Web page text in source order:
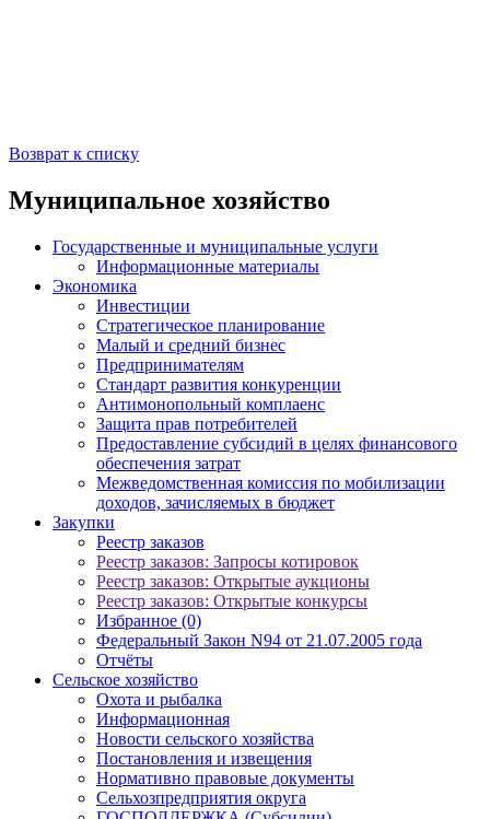
Возврат к списку
Муниципальное хозяйство
Государственные и муниципальные услуги
Информационные материалы
Экономика
Инвестиции
Стратегическое планирование
Малый и средний бизнес
Предпринимателям
Стандарт развития конкуренции
Антимонопольный комплаенс
Защита прав потребителей
Предоставление субсидий в целях финансового
обеспечения затрат
Межведомственная комиссия по мобилизации
доходов, зачисляемых в бюджет
Закупки
Реестр заказов
Реестр заказов: Запросы котировок
Реестр заказов: Открытые аукционы
Реестр заказов: Открытые конкурсы
Избранное (0)
Федеральный Закон N94 от 21.07.2005 года
Отчёты
Сельское хозяйство
Охота и рыбалка
Информационная
Новости сельского хозяйства
Постановления и извещения
Нормативно правовые документы
Сельхозпредприятия округа